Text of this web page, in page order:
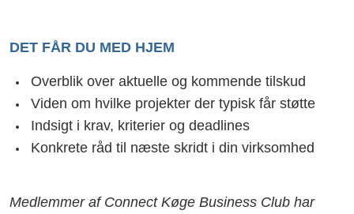
DET FÅR DU MED HJEM
Overblik over aktuelle og kommende tilskud
Viden om hvilke projekter der typisk får støtte
Indsigt i krav, kriterier og deadlines
Konkrete råd til næste skridt i din virksomhed
Medlemmer af Connect Køge Business Club har